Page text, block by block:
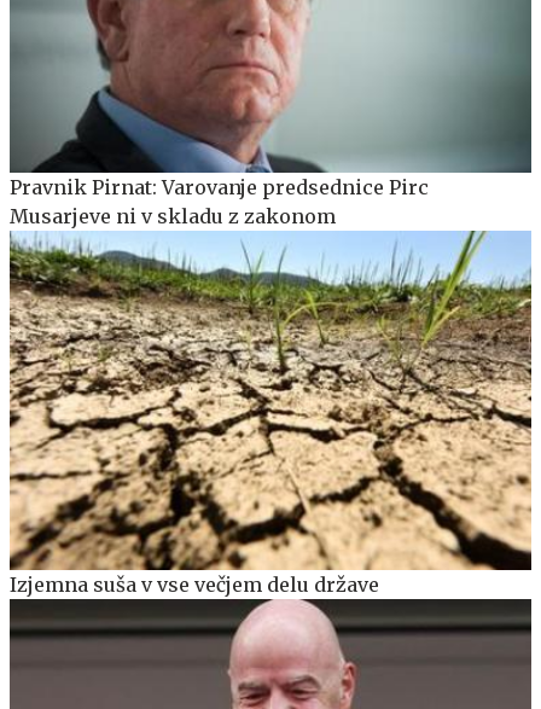
Pravnik Pirnat: Varovanje predsednice Pirc
Musarjeve ni v skladu z zakonom
Izjemna suša v vse večjem delu države